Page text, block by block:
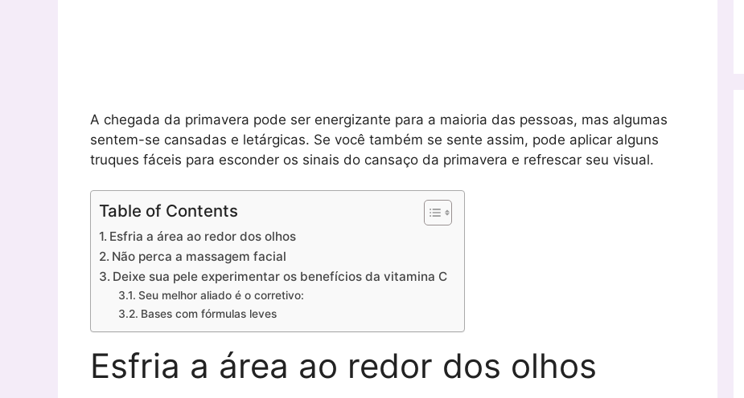
A chegada da primavera pode ser energizante para a maioria das pessoas, mas algumas
sentem-se cansadas e letárgicas. Se você também se sente assim, pode aplicar alguns
truques fáceis para esconder os sinais do cansaço da primavera e refrescar seu visual.
Table of Contents
Esfria a área ao redor dos olhos
Não perca a massagem facial
Deixe sua pele experimentar os benefícios da vitamina C
Seu melhor aliado é o corretivo:
Bases com fórmulas leves
Esfria a área ao redor dos olhos